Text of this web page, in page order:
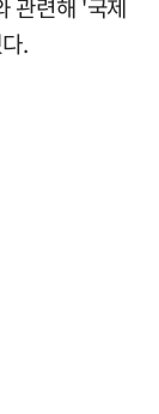
관련해 '국제
.